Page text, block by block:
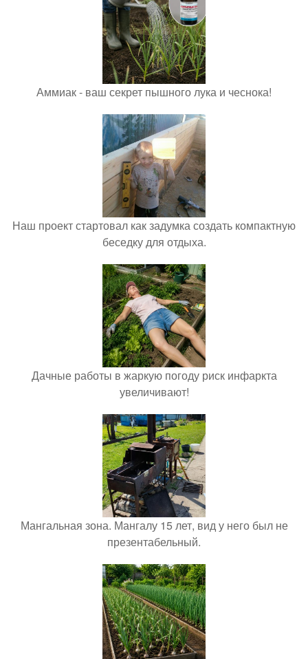
Аммиак - ваш секрет пышного лука и чеснока!
Наш проект стартовал как задумка создать компактную
беседку для отдыха.
Дачные работы в жаркую погоду риск инфаркта
увеличивают!
Мангальная зона. Мангалу 15 лет, вид у него был не
презентабельный.